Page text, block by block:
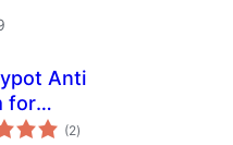
Anti
for
Forms
(2valoracións
totais
)